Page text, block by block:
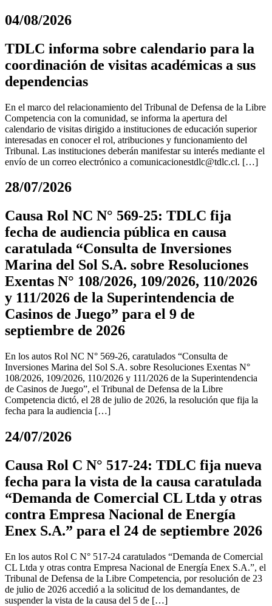
04/08/2026
TDLC informa sobre calendario para la
coordinación de visitas académicas a sus
dependencias
En el marco del relacionamiento del Tribunal de Defensa de la Libre
Competencia con la comunidad, se informa la apertura del
calendario de visitas dirigido a instituciones de educación superior
interesadas en conocer el rol, atribuciones y funcionamiento del
Tribunal. Las instituciones deberán manifestar su interés mediante el
envío de un correo electrónico a comunicacionestdlc@tdlc.cl. […]
28/07/2026
Causa Rol NC N° 569-25: TDLC fija
fecha de audiencia pública en causa
caratulada “Consulta de Inversiones
Marina del Sol S.A. sobre Resoluciones
Exentas N° 108/2026, 109/2026, 110/2026
y 111/2026 de la Superintendencia de
Casinos de Juego” para el 9 de
septiembre de 2026
En los autos Rol NC N° 569-26, caratulados “Consulta de
Inversiones Marina del Sol S.A. sobre Resoluciones Exentas N°
108/2026, 109/2026, 110/2026 y 111/2026 de la Superintendencia
de Casinos de Juego”, el Tribunal de Defensa de la Libre
Competencia dictó, el 28 de julio de 2026, la resolución que fija la
fecha para la audiencia […]
24/07/2026
Causa Rol C N° 517-24: TDLC fija nueva
fecha para la vista de la causa caratulada
“Demanda de Comercial CL Ltda y otras
contra Empresa Nacional de Energía
Enex S.A.” para el 24 de septiembre 2026
En los autos Rol C N° 517-24 caratulados “Demanda de Comercial
CL Ltda y otras contra Empresa Nacional de Energía Enex S.A.”, el
Tribunal de Defensa de la Libre Competencia, por resolución de 23
de julio de 2026 accedió a la solicitud de los demandantes, de
suspender la vista de la causa del 5 de […]